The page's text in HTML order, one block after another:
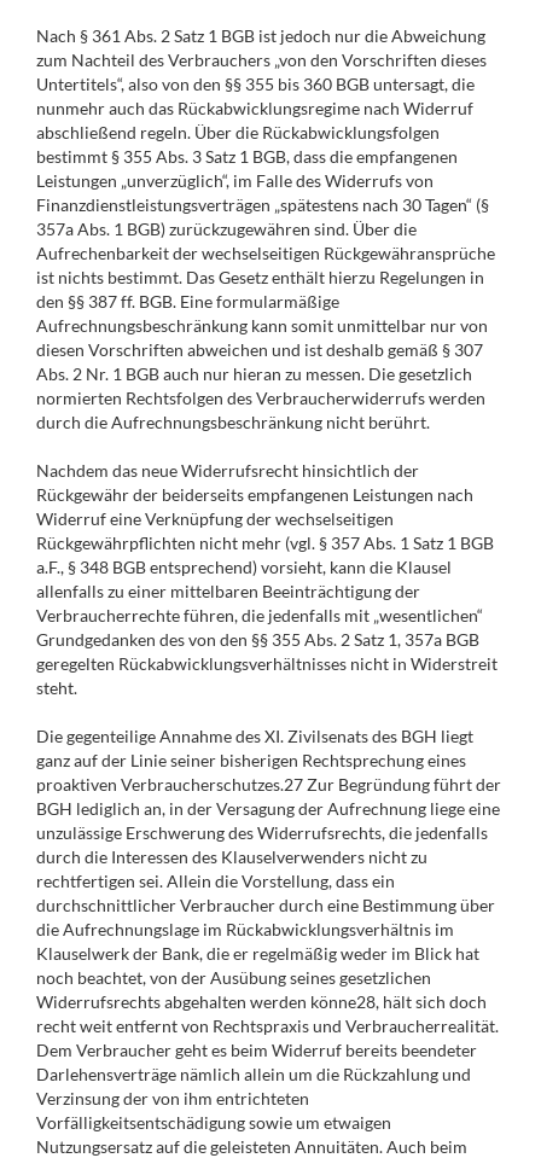
Nach § 361 Abs. 2 Satz 1 BGB ist jedoch nur die Abweichung
zum Nachteil des Verbrauchers „von den Vorschriften dieses
Untertitels“, also von den §§ 355 bis 360 BGB untersagt, die
nunmehr auch das Rückabwicklungsregime nach Widerruf
abschließend regeln. Über die Rückabwicklungsfolgen
bestimmt § 355 Abs. 3 Satz 1 BGB, dass die empfangenen
Leistungen „unverzüglich“, im Falle des Widerrufs von
Finanzdienstleistungsverträgen „spätestens nach 30 Tagen“ (§
357a Abs. 1 BGB) zurückzugewähren sind. Über die
Aufrechenbarkeit der wechselseitigen Rückgewähransprüche
ist nichts bestimmt. Das Gesetz enthält hierzu Regelungen in
den §§ 387 ff. BGB. Eine formularmäßige
Aufrechnungsbeschränkung kann somit unmittelbar nur von
diesen Vorschriften abweichen und ist deshalb gemäß § 307
Abs. 2 Nr. 1 BGB auch nur hieran zu messen. Die gesetzlich
normierten Rechtsfolgen des Verbraucherwiderrufs werden
durch die Aufrechnungsbeschränkung nicht berührt.
Nachdem das neue Widerrufsrecht hinsichtlich der
Rückgewähr der beiderseits empfangenen Leistungen nach
Widerruf eine Verknüpfung der wechselseitigen
Rückgewährpflichten nicht mehr (vgl. § 357 Abs. 1 Satz 1 BGB
a.F., § 348 BGB entsprechend) vorsieht, kann die Klausel
allenfalls zu einer mittelbaren Beeinträchtigung der
Verbraucherrechte führen, die jedenfalls mit „wesentlichen“
Grundgedanken des von den §§ 355 Abs. 2 Satz 1, 357a BGB
geregelten Rückabwicklungsverhältnisses nicht in Widerstreit
steht.
Die gegenteilige Annahme des XI. Zivilsenats des BGH liegt
ganz auf der Linie seiner bisherigen Rechtsprechung eines
proaktiven Verbraucherschutzes.27 Zur Begründung führt der
BGH lediglich an, in der Versagung der Aufrechnung liege eine
unzulässige Erschwerung des Widerrufsrechts, die jedenfalls
durch die Interessen des Klauselverwenders nicht zu
rechtfertigen sei. Allein die Vorstellung, dass ein
durchschnittlicher Verbraucher durch eine Bestimmung über
die Aufrechnungslage im Rückabwicklungsverhältnis im
Klauselwerk der Bank, die er regelmäßig weder im Blick hat
noch beachtet, von der Ausübung seines gesetzlichen
Widerrufsrechts abgehalten werden könne28, hält sich doch
recht weit entfernt von Rechtspraxis und Verbraucherrealität.
Dem Verbraucher geht es beim Widerruf bereits beendeter
Darlehensverträge nämlich allein um die Rückzahlung und
Verzinsung der von ihm entrichteten
Vorfälligkeitsentschädigung sowie um etwaigen
Nutzungsersatz auf die geleisteten Annuitäten. Auch beim